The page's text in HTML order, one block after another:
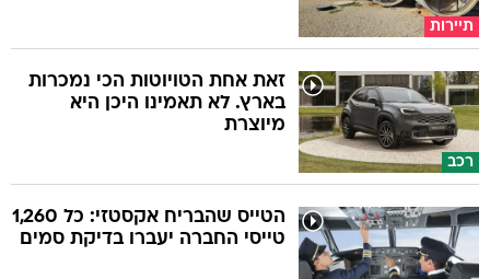
תיירות
רכב
זאת אחת הטויוטות הכי נמכרות
בארץ. לא תאמינו היכן היא
מיוצרת
הטייס שהבריח אקסטזי: כל 1,260
טייסי החברה יעברו בדיקת סמים